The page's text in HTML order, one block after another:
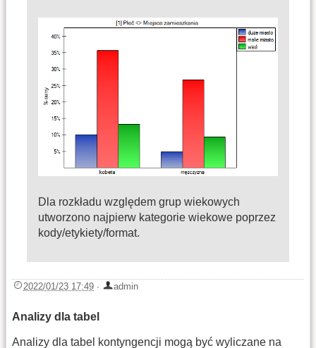
Dla rozkładu względem grup wiekowych
utworzono najpierw kategorie wiekowe poprzez
kody/etykiety/format.
2022/01/23 17:49 · admin
Analizy dla tabel
Analizy dla tabel kontyngencji mogą być wyliczane na